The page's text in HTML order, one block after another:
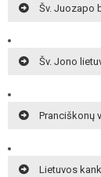
Šv. Juozapo
Šv. Jono
Pranciškonų
Lietuvos